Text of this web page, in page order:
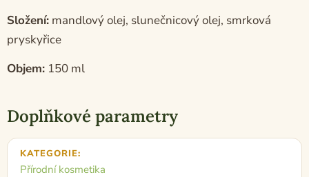
Složení: mandlový olej, slunečnicový olej, smrková
pryskyřice
Objem: 150 ml
Doplňkové parametry
KATEGORIE:
Přírodní kosmetika